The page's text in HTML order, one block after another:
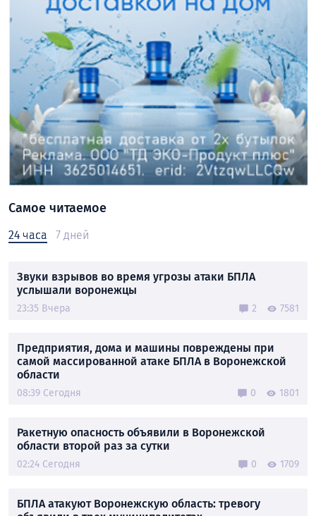
Самое читаемое
24 часа 7 дней
Звуки взрывов во время угрозы атаки БПЛА
услышали воронежцы
23:35 Вчера 2 7581
Предприятия, дома и машины повреждены при
самой массированной атаке БПЛА в Воронежской
области
08:39 Сегодня 0 1801
Ракетную опасность объявили в Воронежской
области второй раз за сутки
02:24 Сегодня 0 1709
БПЛА атакуют Воронежскую область: тревогу